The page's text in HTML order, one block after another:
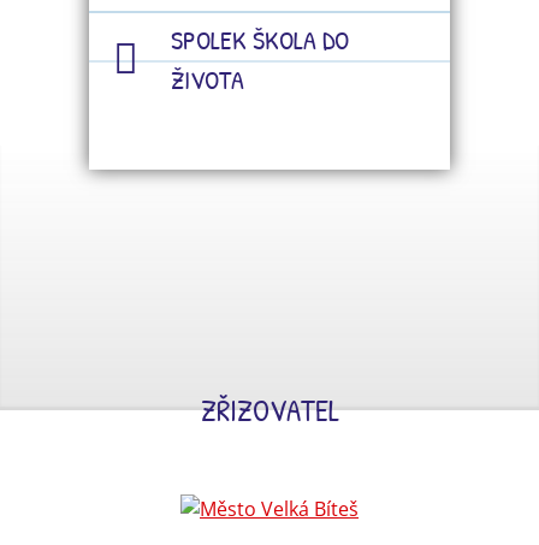
SPOLEK ŠKOLA DO
ŽIVOTA
ZŘIZOVATEL